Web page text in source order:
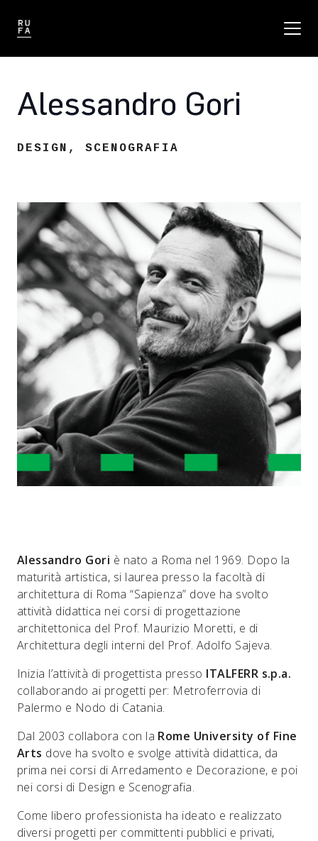
Alessandro Gori
DESIGN , SCENOGRAFIA
Alessandro Gori è nato a Roma nel 1969. Dopo la
maturità artistica, si laurea presso la facoltà di
architettura di Roma “Sapienza” dove ha svolto
attività didattica nei corsi di progettazione
architettonica del Prof. Maurizio Moretti, e di
Architettura degli interni del Prof. Adolfo Sajeva.
Inizia l’attività di progettista presso ITALFERR s.p.a.
collaborando ai progetti per: Metroferrovia di
Palermo e Nodo di Catania.
Dal 2003 collabora con la Rome University of Fine
Arts dove ha svolto e svolge attività didattica, da
prima nei corsi di Arredamento e Decorazione, e poi
nei corsi di Design e Scenografia.
Come libero professionista ha ideato e realizzato
diversi progetti per committenti pubblici e privati,